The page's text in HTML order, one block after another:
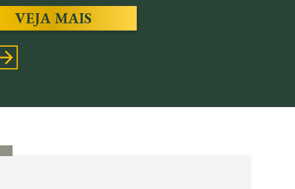
soluções rápidas e eficazes em
indenizações e conflitos, sempre
VEJA MAIS